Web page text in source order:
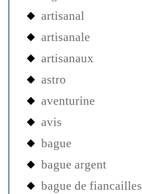
artisanal
artisanale
artisanaux
astro
aventurine
avis
bague
bague argent
bague de fiancailles